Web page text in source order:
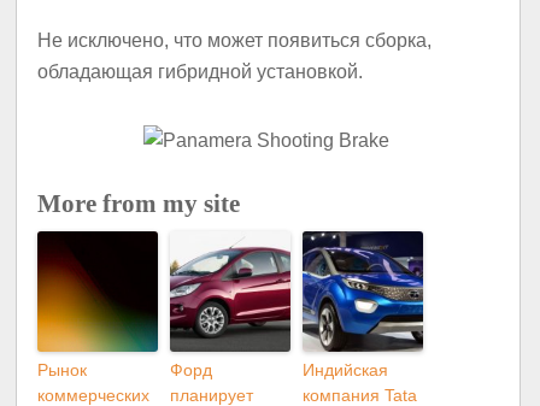
Не исключено, что может появиться сборка,
обладающая гибридной установкой.
More from my site
Рынок
коммерческих
Форд
планирует
Индийская
компания Tata